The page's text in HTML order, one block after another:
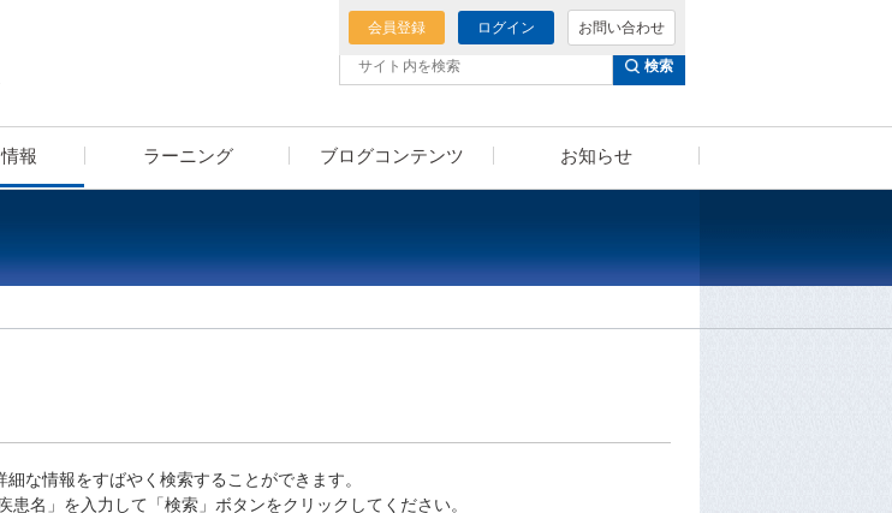
会員登録 ログイン お問い合わせ
検索
方へ
報
リー
ラーニング ブログコンテンツ
ン
はく
お知らせ
な情報をすばやく検索することができます。
名」を入力して「検索」ボタンをクリックしてください。